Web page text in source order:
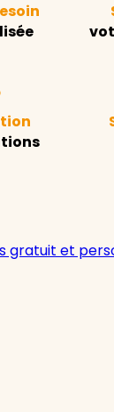
gratuit et